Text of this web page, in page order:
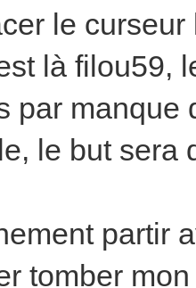
le
là filou59,
par manque
le but sera
partir
tomber